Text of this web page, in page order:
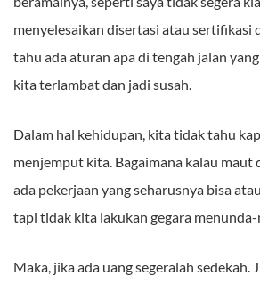
menyelesaikan disertasi atau sertifikasi
tahu ada aturan apa di tengah jalan
kita terlambat dan jadi susah.
Dalam hal kehidupan, kita tidak tahu
menjemput kita. Bagaimana kalau maut
ada pekerjaan yang seharusnya bisa
tapi tidak kita lakukan gegara menunda-
Maka, jika ada uang segeralah sedekah.